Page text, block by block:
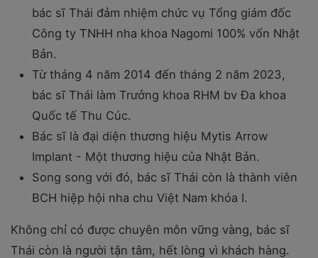
bác sĩ Thái đảm nhiệm chức vụ Tổng giám đốc
Công ty TNHH nha khoa Nagomi 100% vốn Nhật
Bản.
Từ tháng 4 năm 2014 đến tháng 2 năm 2023,
bác sĩ Thái làm Trưởng khoa RHM bv Đa khoa
Quốc tế Thu Cúc.
Bác sĩ là đại diện thương hiệu Mytis Arrow
Implant - Một thương hiệu của Nhật Bản.
Song song với đó, bác sĩ Thái còn là thành viên
BCH hiệp hội nha chu Việt Nam khóa I.
Không chỉ có được chuyên môn vững vàng, bác sĩ
Thái còn là người tận tâm, hết lòng vì khách hàng.